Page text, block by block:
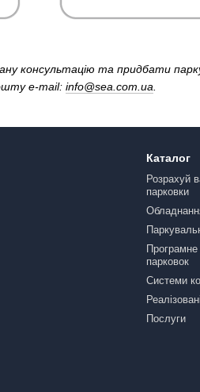
консультацію та придбати
e-mail: info@sea.com.ua
Каталог
Розрахуй
парковки
Програмне
парковок
Системи
Послуги